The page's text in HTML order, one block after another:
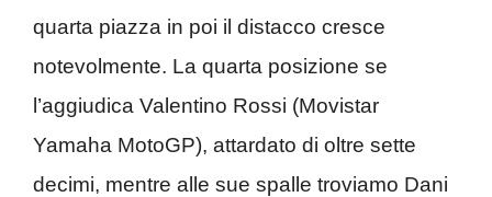
quarta piazza in poi il distacco cresce
notevolmente. La quarta posizione se
l’aggiudica Valentino Rossi (Movistar
Yamaha MotoGP), attardato di oltre sette
decimi, mentre alle sue spalle troviamo Dani